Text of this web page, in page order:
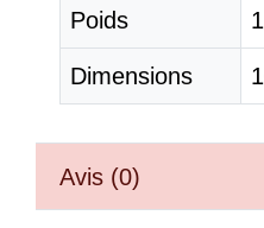
Poids
Dimensions
Avis (0)